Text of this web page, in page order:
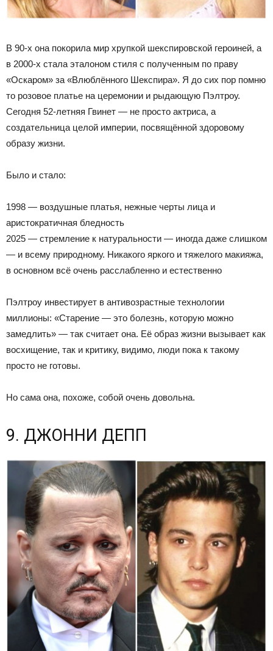
В 90-х она покорила мир хрупкой шекспировской героиней, а
в 2000-х стала эталоном стиля с полученным по праву
«Оскаром» за «Влюблённого Шекспира». Я до сих пор помню
то розовое платье на церемонии и рыдающую Пэлтроу.
Сегодня 52-летняя Гвинет — не просто актриса, а
создательница целой империи, посвящённой здоровому
образу жизни.
Было и стало:
1998 — воздушные платья, нежные черты лица и
аристократичная бледность
2025 — стремление к натуральности — иногда даже слишком
— и всему природному. Никакого яркого и тяжелого макияжа,
в основном всё очень расслабленно и естественно
Пэлтроу инвестирует в антивозрастные технологии
миллионы: «Старение — это болезнь, которую можно
замедлить» — так считает она. Её образ жизни вызывает как
восхищение, так и критику, видимо, люди пока к такому
просто не готовы.
Но сама она, похоже, собой очень довольна.
9. ДЖОННИ ДЕПП